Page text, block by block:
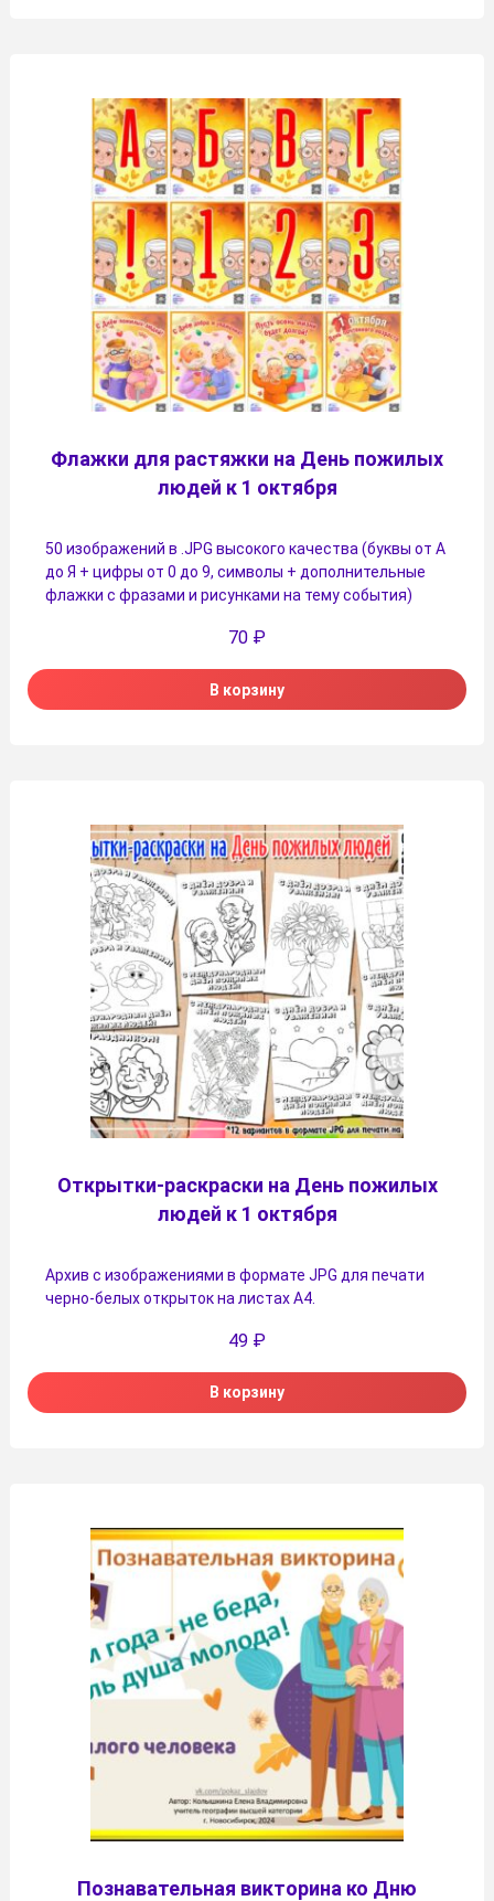
Флажки для растяжки на День пожилых
людей к 1 октября
50 изображений в .JPG высокого качества (буквы от А
до Я + цифры от 0 до 9, символы + дополнительные
флажки с фразами и рисунками на тему события)
70 ₽
В корзину
Открытки-раскраски на День пожилых
людей к 1 октября
Архив с изображениями в формате JPG для печати
черно-белых открыток на листах А4.
49 ₽
В корзину
Познавательная викторина ко Дню